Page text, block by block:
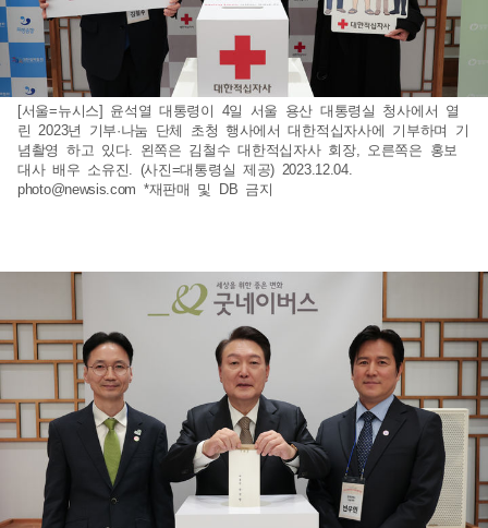
[서울=뉴시스] 윤석열 대통령이 4일 서울 용산 대통령실 청사에서 열
린 2023년 기부·나눔 단체 초청 행사에서 대한적십자사에 기부하며 기
념촬영 하고 있다. 왼쪽은 김철수 대한적십자사 회장, 오른쪽은 홍보
대사 배우 소유진. (사진=대통령실 제공) 2023.12.04.
photo@newsis.com *재판매 및 DB 금지